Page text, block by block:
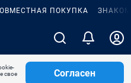
ПОКУПКА
свое
Согласен